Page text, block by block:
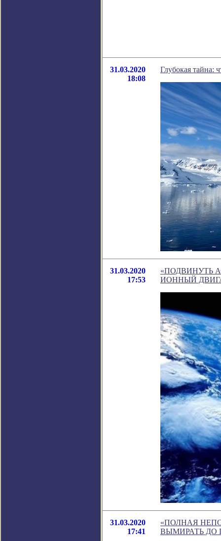
31.03.2020
18:08
Глубокая тайна:
31.03.2020
17:53
«ПОДВИНУТЬ
ИОННЫЙ
31.03.2020
17:41
«ПОЛНАЯ
ВЫМИРАТЬ ДО